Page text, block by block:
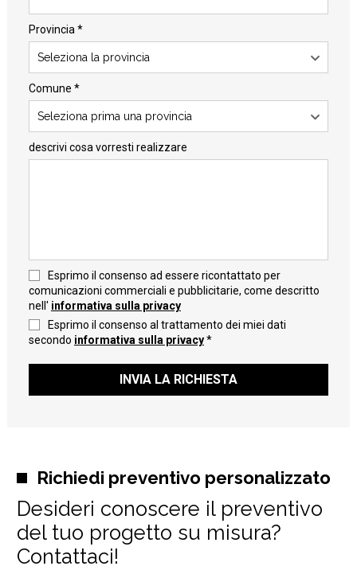
Richiedi preventivo personalizzato
Desideri conoscere il preventivo
del tuo progetto su misura?
Contattaci!
Provincia *
Seleziona la provincia
Comune *
Seleziona prima una provincia
descrivi cosa vorresti realizzare
Esprimo il consenso ad essere ricontattato per
comunicazioni commerciali e pubblicitarie, come descritto
nell' informativa sulla privacy
Esprimo il consenso al trattamento dei miei dati
secondo informativa sulla privacy*
INVIA LA RICHIESTA